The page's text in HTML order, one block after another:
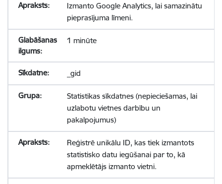
Izmanto Google Analytics, lai samazinātu
pieprasījuma līmeni.
1 minūte
_gid
Statistikas sīkdatnes (nepieciešamas, lai
uzlabotu vietnes darbību un
pakalpojumus)
Reģistrē unikālu ID, kas tiek izmantots
statistisko datu iegūšanai par to, kā
apmeklētājs izmanto vietni.